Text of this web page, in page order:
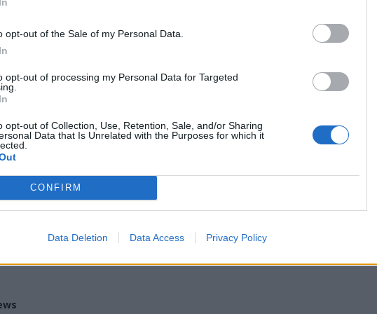
opt-out of the Sale of my Personal Data.
opt-out of processing my Personal Data for Targeted
opt-out of Collection, Use, Retention, Sale, and/or Sharing
Data that Is Unrelated with the Purposes for which it
CONFIRM
Data Deletion Data Access Privacy Policy
(un po’ come accade per altri sport come il
e a volte capita che i Virus ospitino per
anche atleti di levatura internazionale
dal profilo Instagram
tifosi e gli appassionati.
Tutti gli eventi
diagostoa Materia
Via Confalonieri, 5 - Castronno